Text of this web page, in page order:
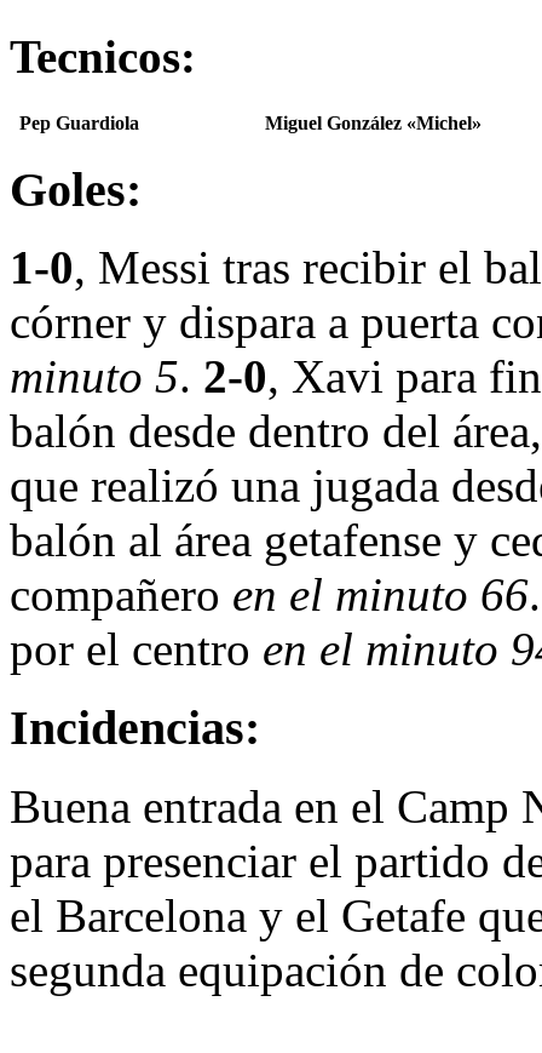
Tecnicos:
Pep Guardiola Miguel González «Michel»
Goles:
1-0, Messi tras recibir el
córner y dispara a puerta
minuto 5. 2-0, Xavi para
balón desde dentro del
que realizó una jugada
balón al área getafense y
compañero en el minuto 66
por el centro en el minuto
Incidencias:
Buena entrada en el Camp
para presenciar el partido
el Barcelona y el Getafe
segunda equipación de